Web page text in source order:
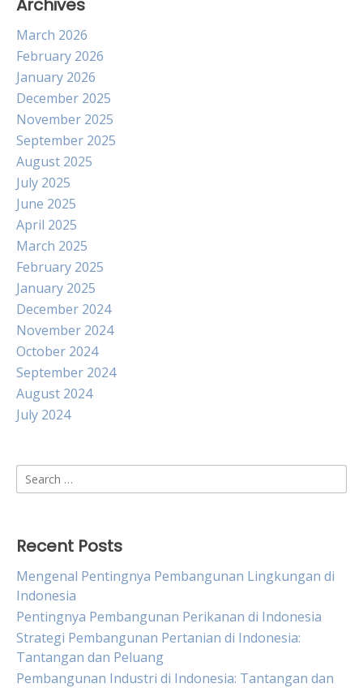
Archives
March 2026
February 2026
January 2026
December 2025
November 2025
September 2025
August 2025
July 2025
June 2025
April 2025
March 2025
February 2025
January 2025
December 2024
November 2024
October 2024
September 2024
August 2024
July 2024
Search
for:
Recent Posts
Mengenal Pentingnya Pembangunan Lingkungan di
Indonesia
Pentingnya Pembangunan Perikanan di Indonesia
Strategi Pembangunan Pertanian di Indonesia:
Tantangan dan Peluang
Pembangunan Industri di Indonesia: Tantangan dan